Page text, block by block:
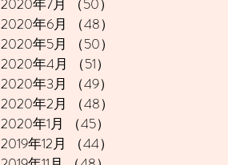
2020年7月
（50）
2020年6月
（48）
2020年5月
（50）
2020年4月
（51）
2020年3月
（49）
2020年2月
（48）
2020年1月
（45）
2019年12月
（44）